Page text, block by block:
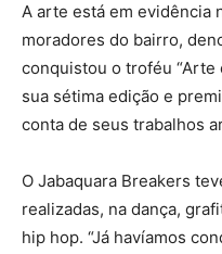
A arte está em evidência
moradores do bairro,
conquistou o troféu “Arte
sua sétima edição e
conta de seus trabalhos
O Jabaquara Breakers
realizadas, na dança,
hip hop. “Já havíamos